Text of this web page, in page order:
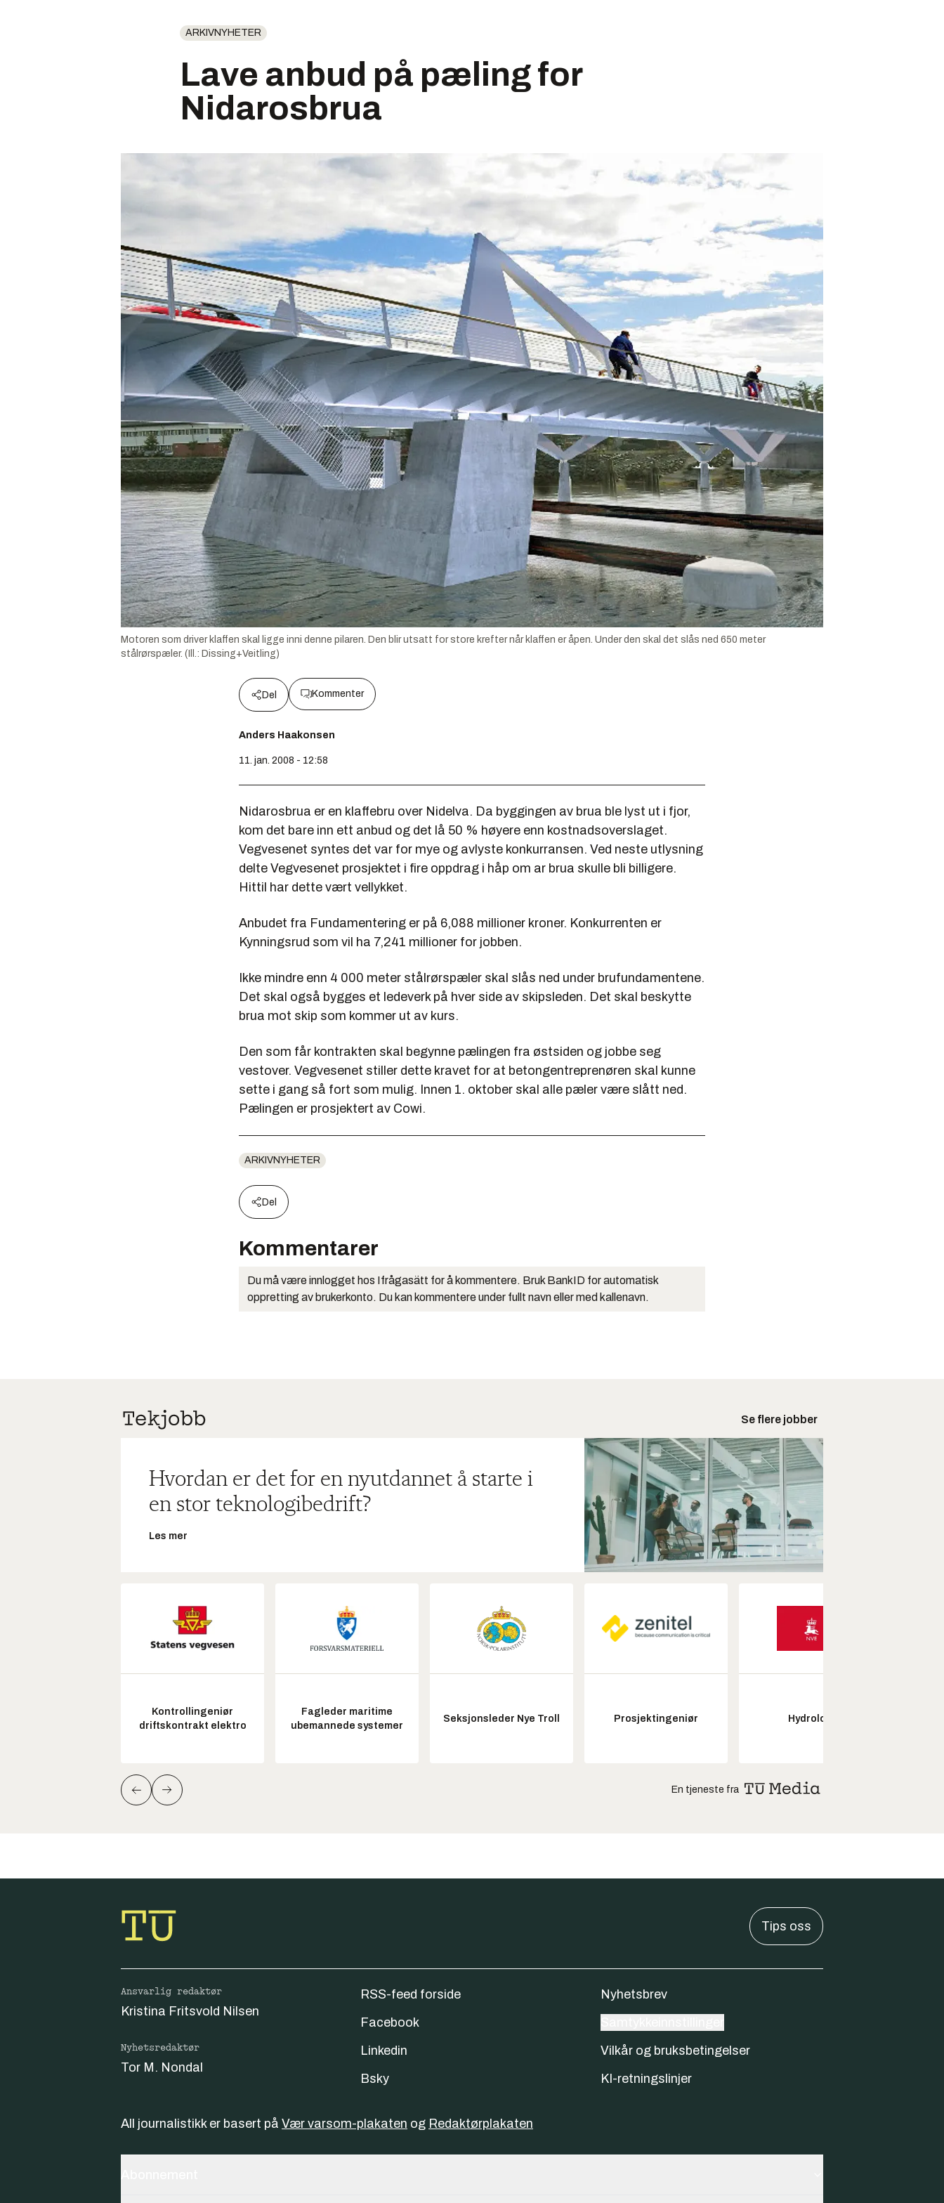
ARKIVNYHETER
Lave anbud på pæling for
Nidarosbrua
Motoren som driver klaffen skal ligge inni denne pilaren. Den blir utsatt for store krefter når klaffen er åpen. Under den skal det slås ned 650 meter
stålrørspæler. (Ill.: Dissing+Veitling)
Del Kommenter
Anders Haakonsen
11. jan. 2008 - 12:58
Nidarosbrua er en klaffebru over Nidelva. Da byggingen av brua ble lyst ut i fjor,
kom det bare inn ett anbud og det lå 50 % høyere enn kostnadsoverslaget.
Vegvesenet syntes det var for mye og avlyste konkurransen. Ved neste utlysning
delte Vegvesenet prosjektet i fire oppdrag i håp om ar brua skulle bli billigere.
Hittil har dette vært vellykket.
Anbudet fra Fundamentering er på 6,088 millioner kroner. Konkurrenten er
Kynningsrud som vil ha 7,241 millioner for jobben.
Ikke mindre enn 4 000 meter stålrørspæler skal slås ned under brufundamentene.
Det skal også bygges et ledeverk på hver side av skipsleden. Det skal beskytte
brua mot skip som kommer ut av kurs.
Den som får kontrakten skal begynne pælingen fra østsiden og jobbe seg
vestover. Vegvesenet stiller dette kravet for at betongentreprenøren skal kunne
sette i gang så fort som mulig. Innen 1. oktober skal alle pæler være slått ned.
Pælingen er prosjektert av Cowi.
ARKIVNYHETER
Del
Kommentarer
Du må være innlogget hos Ifrågasätt for å kommentere. Bruk BankID for automatisk
oppretting av brukerkonto. Du kan kommentere under fullt navn eller med kallenavn.
Se flere jobber
Hvordan er det for en nyutdannet å starte i
en stor teknologibedrift?
Les mer
Kontrollingeniør
driftskontrakt elektro
Fagleder maritime
ubemannede systemer
Seksjonsleder Nye Troll Prosjektingeniør Hydrolog
En tjeneste fra
Tips oss
Ansvarlig redaktør
Kristina Fritsvold Nilsen
Nyhetsredaktør
Tor M. Nondal
RSS-feed forside
Facebook
Linkedin
Bsky
Nyhetsbrev
Vilkår og bruksbetingelser
KI-retningslinjer
All journalistikk er basert på Vær varsom-plakaten og Redaktørplakaten